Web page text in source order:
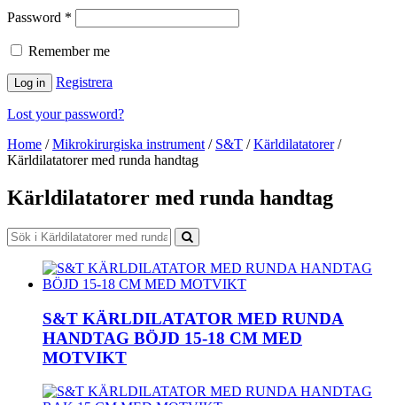
Password *
Remember me
Log in Registrera
Lost your password?
Home / Mikrokirurgiska instrument / S&T / Kärldilatatorer /
Kärldilatatorer med runda handtag
Kärldilatatorer med runda handtag
S&T KÄRLDILATATOR MED RUNDA
HANDTAG BÖJD 15-18 CM MED
MOTVIKT